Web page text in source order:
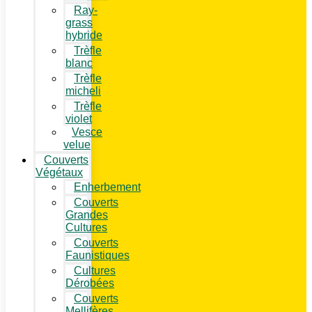
Ray-
grass
hybride
Trèfle
blanc
Trèfle
micheli
Trèfle
violet
Vesce
velue
Couverts
Végétaux
Enherbement
Couverts
Grandes
Cultures
Couverts
Faunistiques
Cultures
Dérobées
Couverts